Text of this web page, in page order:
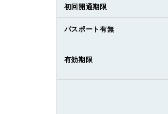
初回開通期限
パスポート有無
有効期限